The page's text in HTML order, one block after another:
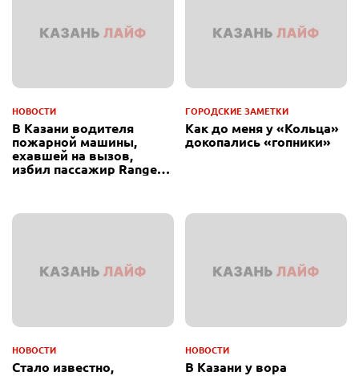
НОВОСТИ
В Казани водителя
пожарной машины,
ехавшей на вызов,
избил пассажир Range
ГОРОДСКИЕ ЗАМЕТКИ
Как до меня у «Кольца»
докопались «гопники»
НОВОСТИ
Стало известно,
НОВОСТИ
В Казани у вора